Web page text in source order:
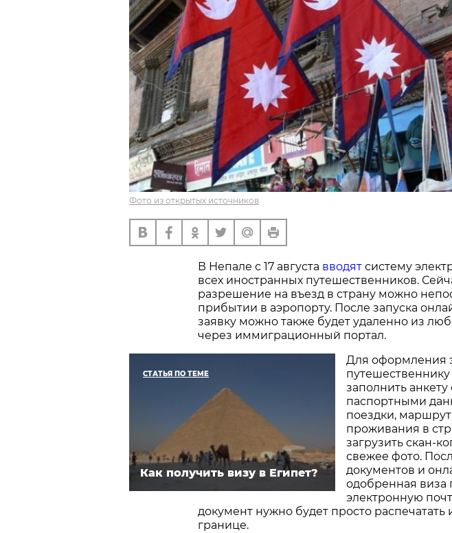
Фото из открытых источников
В Непале с 17 августа вводят систему
всех иностранных путешественников.
разрешение на въезд в страну можно
прибытии в аэропорту. После запуска
заявку можно также будет удаленно из
через иммиграционный портал.
СТАТЬЯ ПО ТЕМЕ
Как получить визу в Египет?
Для оформления
заполнить
паспортными
поездки,
проживания в
загрузить скан-
свежее фото.
документов и
одобренная виза
электронную
документ нужно будет просто распечатать
границе.